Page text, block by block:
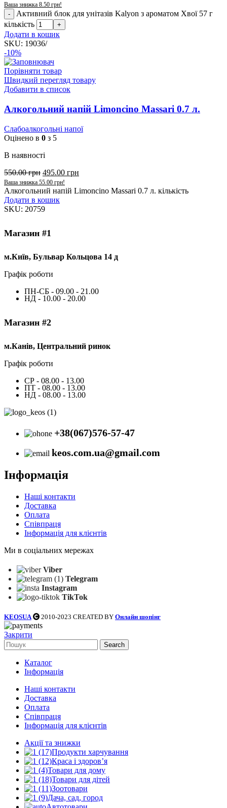
Ваша знижка 8.50 грн!
Активний блок для унітазів Kalyon з ароматом Хвої 57 г
кількість
Додати в кошик
SKU: 19036/
-10%
Порівняти товар
Швидкий перегляд товару
Добавити в список
Алкогольний напій Limoncino Massari 0.7 л.
Слабоалкогольні напої
Оцінено в 0 з 5
В наявності
550.00грн 495.00 грн
Ваша знижка 55.00 грн!
Алкогольний напій Limoncino Massari 0.7 л. кількість
Додати в кошик
SKU: 20759
Магазин #1
м.Київ, Бульвар Кольцова 14 д
Графік роботи
ПН-СБ - 09.00 - 21.00
НД - 10.00 - 20.00
Магазин #2
м.Канів, Центральний ринок
Графік роботи
СР - 08.00 - 13.00
ПТ - 08.00 - 13.00
НД - 08.00 - 13.00
+38(067)576-57-47
keos.com.ua@gmail.com
Інформація
Наші контакти
Доставка
Оплата
Співпраця
Інформація для клієнтів
Ми в соціальних мережах
Viber
Telegram
Instagram
TikTok
KEOSUA 2010-2023 CREATED BY Онлайн шопінг
Закрити
Search
Каталог
Інформація
Наші контакти
Доставка
Оплата
Співпраця
Інформація для клієнтів
Акції та знижки
Продукти харчування
Краса і здоров’я
Товари для дому
Товари для дітей
Зоотовари
Дача, сад, город